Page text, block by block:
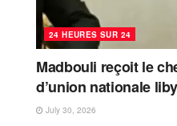
24 HEURES SUR 24
Madbouli reçoit le
d’union nationale
July 30, 2026